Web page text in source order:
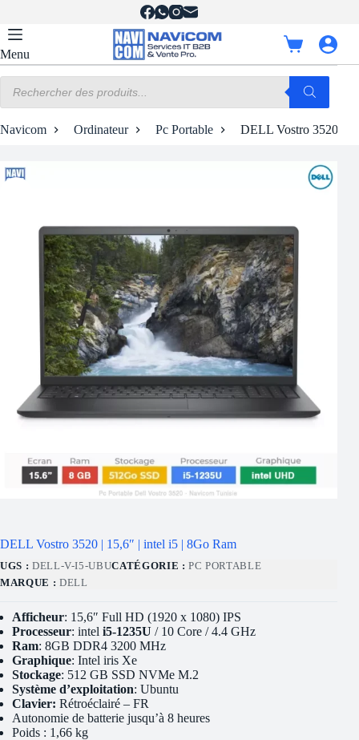
contenu
Menu
Panier
d’achat
produits
Navicom Ordinateur Pc Portable DELL Vostro 3520 |
DELL Vostro 3520 | 15,6″ | intel i5 | 8Go Ram
UGS : DELL-V-I5-UBUCATÉGORIE :PC PORTABLE
MARQUE : DELL
Afficheur: 15,6″ Full HD (1920 x 1080) IPS
Processeur: intel i5-1235U / 10 Core / 4.4 GHz
Ram: 8GB DDR4 3200 MHz
Graphique: Intel iris Xe
Stockage: 512 GB SSD NVMe M.2
Système d’exploitation: Ubuntu
Clavier: Rétroéclairé – FR
Autonomie de batterie jusqu’à 8 heures
Poids : 1,66 kg